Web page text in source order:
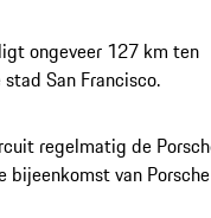
ongeveer 127 km ten
San Francisco.
regelmatig de
bijeenkomst van